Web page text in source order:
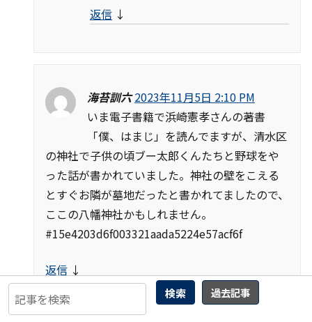
検索 過去記事
返信 ↓
海苔訓六 2023年11月5日 2:10 PM
いま電子書籍で浜崎憲孝さんの著書
「僕、はまじ」を読んでますが、清水区
の神社で子供の頃ブー太郎くんたちと野球をや
った話が書かれていました。神社の壁をこえる
とすぐお隣が墓地だったと書かれてましたので、
ここの八幡神社かもしれません。
#15e4203d6f003321aada5224e57acf6f
返信 ↓